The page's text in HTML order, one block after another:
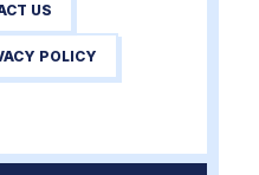
US
POLICY